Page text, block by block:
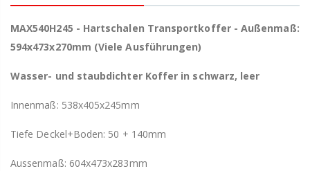
MAX540H245 - Hartschalen Transportkoffer - Außenmaß:
594x473x270mm (Viele Ausführungen)
Wasser- und staubdichter Koffer in schwarz, leer
Innenmaß: 538x405x245mm
Tiefe Deckel+Boden: 50 + 140mm
Aussenmaß: 604x473x283mm